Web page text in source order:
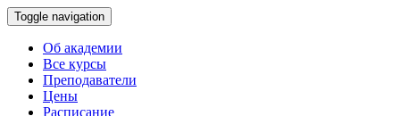
Toggle navigation
Об академии
Все курсы
Преподаватели
Цены
Расписание